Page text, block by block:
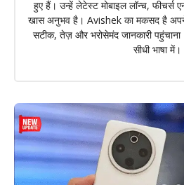
हुए हैं। उन्हें लेटेस्ट मोबाइल लॉन्च, फीचर्स
खास अनुभव है। Avishek का मकसद है अपने
सटीक, तेज़ और भरोसेमंद जानकारी
सीधी भाषा में।